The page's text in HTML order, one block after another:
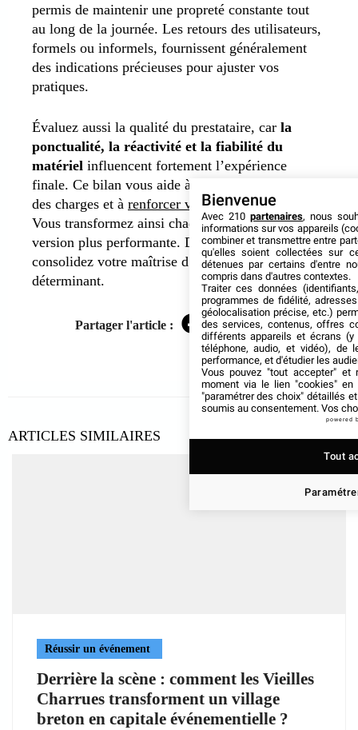
permis de maintenir une propreté constante tout
au long de la journée. Les retours des utilisateurs,
formels ou informels, fournissent généralement
des indications précieuses pour ajuster vos
pratiques.
Évaluez aussi la qualité du prestataire, car la
ponctualité, la réactivité et la fiabilité du
matériel influencent fortement l’expérience
finale. Ce bilan vous aide à améliorer votre cahier
des charges et à renforcer votre gestion logistique
Vous transformez ainsi chaque édition en une
version plus performante. De plus, vous
consolidez votre maîtrise d’un volet souvent
déterminant.
Partager l'article : Facebook
TwitterLinkedIn
ARTICLES SIMILAIRES
Réussir un événement
Derrière la scène : comment les Vieilles
Charrues transforment un village
breton en capitale événementielle ?
Bienvenue
Avec 210 partenaires, nous
informations sur vos appareils
combiner et transmettre entre
qu'elles soient collectées sur
détenues par certains d'entre
compris dans d'autres contextes.
Traiter ces données
programmes de fidélité,
géolocalisation précise, etc.)
des services, contenus, offres
différents appareils et écrans (y
téléphone, audio, et vidéo), de
performance, et d'étudier les
Vous pouvez "tout accepter" et
moment via le lien "cookies" en
"paramétrer des choix" détaillés
soumis au consentement. Vos
powered
Tout